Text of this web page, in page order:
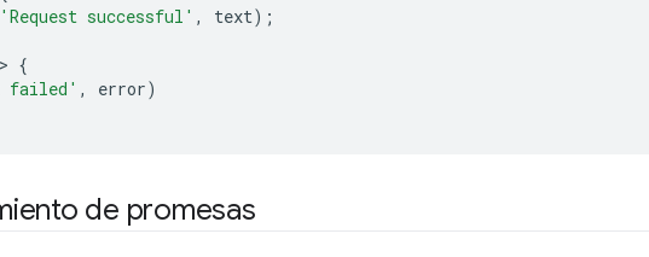
'Request successful' , text);
> {
failed' , error)
de promesas